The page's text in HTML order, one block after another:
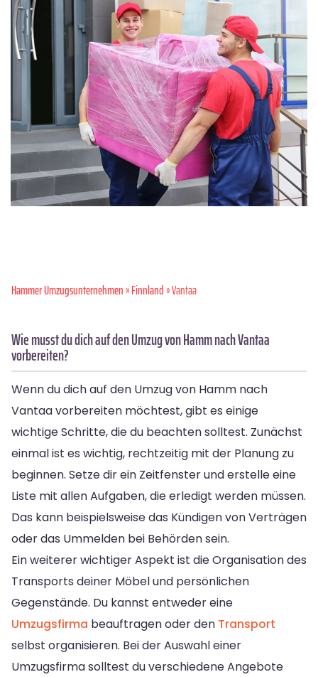
Hammer Umzugsunternehmen»Finnland» Vantaa
Wie musst du dich auf den Umzug von Hamm nach Vantaa
vorbereiten?
Wenn du dich auf den Umzug von Hamm nach
Vantaa vorbereiten möchtest, gibt es einige
wichtige Schritte, die du beachten solltest. Zunächst
einmal ist es wichtig, rechtzeitig mit der Planung zu
beginnen. Setze dir ein Zeitfenster und erstelle eine
Liste mit allen Aufgaben, die erledigt werden müssen.
Das kann beispielsweise das Kündigen von Verträgen
oder das Ummelden bei Behörden sein.
Ein weiterer wichtiger Aspekt ist die Organisation des
Transports deiner Möbel und persönlichen
Gegenstände. Du kannst entweder eine
Umzugsfirma beauftragen oder den Transport
selbst organisieren. Bei der Auswahl einer
Umzugsfirma solltest du verschiedene Angebote